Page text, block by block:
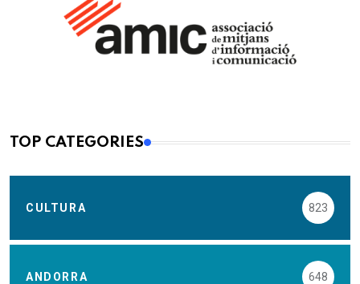
TOP CATEGORIES
CULTURA 823
ANDORRA 648